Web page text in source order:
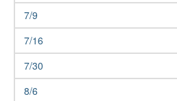
7/9
7/16
7/30
8/6